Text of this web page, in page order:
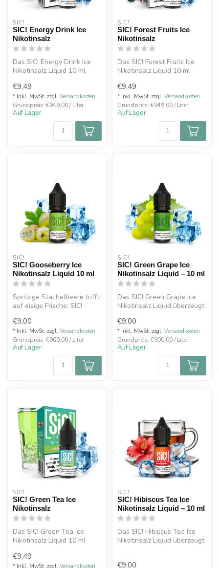
SIC!
SIC! Energy Drink Ice
Nikotinsalz
Das SIC! Energy Drink Ice
Nikotinsalz Liquid 10 ml
Geschmac...
€9,49
* Inkl. MwSt. zzgl. Versandkosten
Grundpreis: €949,00 / Liter
Auf Lager
SIC!
SIC! Forest Fruits Ice
Nikotinsalz
Das SIC! Forest Fruits Ice
Nikotinsalz Liquid 10 ml
Gesch...
€9,49
* Inkl. MwSt. zzgl. Versandkosten
Grundpreis: €949,00 / Liter
Auf Lager
SIC!
SIC! Gooseberry Ice
Nikotinsalz Liquid 10 ml
Spritzige Stachelbeere trifft
auf eisige Frische: SIC!
€9,00
* Inkl. MwSt. zzgl. Versandkosten
Grundpreis: €900,00 / Liter
Auf Lager
SIC!
SIC! Green Grape Ice
Nikotinsalz Liquid – 10 ml
Das SIC! Green Grape Ice
Nikotinsalz Liquid überzeugt
€9,00
* Inkl. MwSt. zzgl. Versandkosten
Grundpreis: €900,00 / Liter
Auf Lager
SIC!
SIC! Green Tea Ice
Nikotinsalz
Das SIC! Green Tea Ice
Nikotinsalz Liquid 10 ml
Geschmack v...
€9,49
* Inkl. MwSt. zzgl. Versandkosten
SIC!
SIC! Hibiscus Tea Ice
Nikotinsalz Liquid – 10 ml
Das SIC! Hibiscus Tea Ice
Nikotinsalz Liquid überzeugt
€9,00